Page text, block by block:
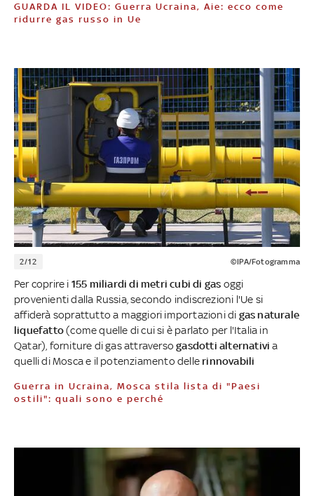
GUARDA IL VIDEO: Guerra Ucraina, Aie: ecco come
ridurre gas russo in Ue
2/12 ©IPA/Fotogramma
Per coprire i 155 miliardi di metri cubi di gas oggi
provenienti dalla Russia, secondo indiscrezioni l'Ue si
affiderà soprattutto a maggiori importazioni di gas naturale
liquefatto(come quelle di cui si è parlato per l'Italia in
Qatar), forniture di gas attraversogasdotti alternativi a
quelli di Mosca e il potenziamento delle rinnovabili
Guerra in Ucraina, Mosca stila lista di "Paesi
ostili": quali sono e perché